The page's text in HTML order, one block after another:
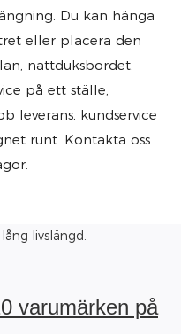
Du kan hänga
eller placera den
nattduksbordet.
på ett ställe,
leverans, kundservice
runt. Kontakta oss
livslängd.
varumärken på